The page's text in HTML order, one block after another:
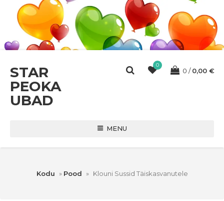
STAR
PEOKA
UBAD
0
0 0,00 €
MENU
Kodu » Pood » Klouni Sussid Täiskasvanutele